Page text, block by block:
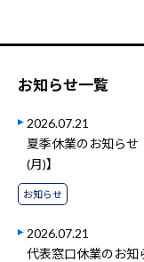
お知らせ一覧
2026.07.21
夏季休業のお知らせ
(月)】
お知らせ
2026.07.21
代表窓口休業のお知